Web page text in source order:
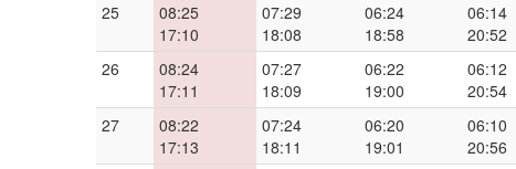
25
08:25
17:10
07:29
18:08
06:24
18:58
06:14
20:52
26
08:24
17:11
07:27
18:09
06:22
19:00
06:12
20:54
27
08:22
17:13
07:24
18:11
06:20
19:01
06:10
20:56